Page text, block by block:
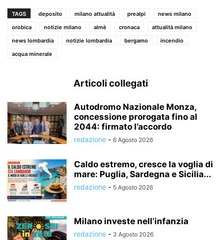
TAGS deposito milano attualità prealpi
news milano
orobica
notizie milano almè cronaca
attualità milano
news lombardia
notizie lombardia bergamo
incendio
acqua minerale
Articoli collegati
Autodromo Nazionale Monza,
concessione prorogata fino al
2044: firmato l’accordo
redazione - 6 Agosto 2026
Caldo estremo, cresce la voglia di
mare: Puglia, Sardegna e Sicilia...
redazione - 5 Agosto 2026
Milano investe nell’infanzia
redazione - 3 Agosto 2026